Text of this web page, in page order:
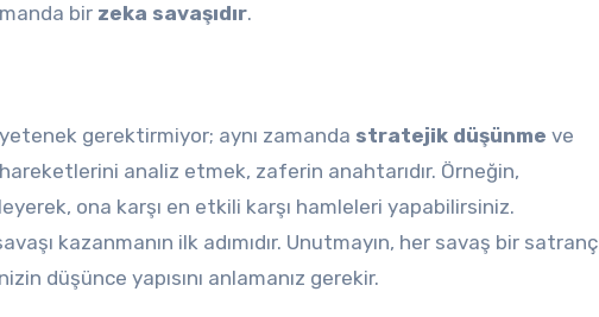
bir zeka savaşıdır.
gerektirmiyor; aynı zamanda stratejik düşünme ve
analiz etmek, zaferin anahtarıdır. Örneğin,
ona karşı en etkili karşı hamleleri yapabilirsiniz.
kazanmanın ilk adımıdır. Unutmayın, her savaş bir satranç
düşünce yapısını anlamanız gerekir.